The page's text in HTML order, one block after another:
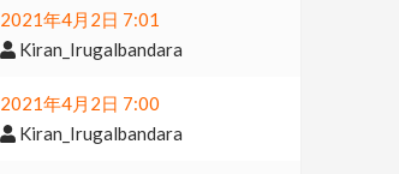
2021年4月2日 7:01
Kiran_Irugalbandara
2021年4月2日 7:00
Kiran_Irugalbandara